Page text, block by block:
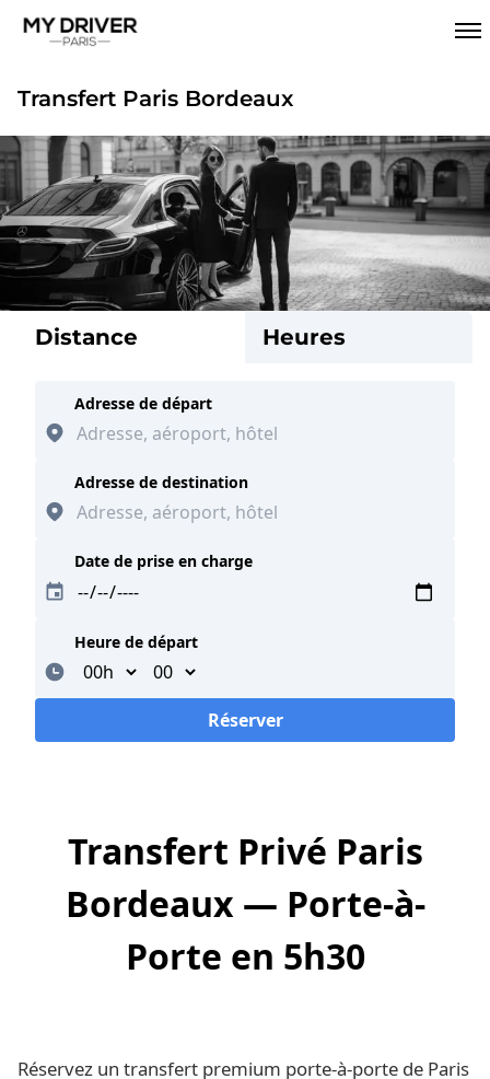
Transfert Paris Bordeaux
Distance Heures
Adresse de départ
Adresse de destination
Date de prise en charge
Heure de départ
Minutes
Loading...
Réserver
Transfert Privé Paris
Bordeaux — Porte-à-
Porte en 5h30
Réservez un transfert premium porte-à-porte de Paris